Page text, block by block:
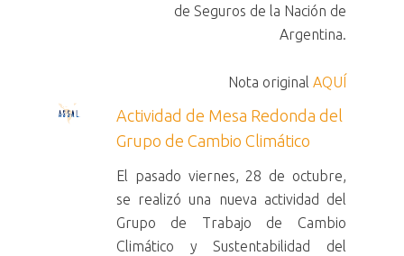
de Seguros de la Nación de
Argentina.
Nota original AQUÍ
Actividad de Mesa Redonda del
Grupo de Cambio Climático
El pasado viernes, 28 de octubre,
se realizó una nueva actividad del
Grupo de Trabajo de Cambio
Climático y Sustentabilidad del